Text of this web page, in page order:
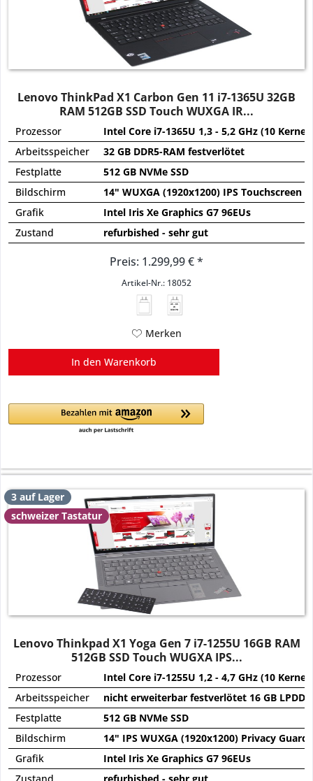
Lenovo ThinkPad X1 Carbon Gen 11 i7-1365U 32GB
RAM 512GB SSD Touch WUXGA IR...
Prozessor
Intel Core i7-1365U 1,3 - 5,2 GHz (10 Kerne)
Arbeitsspeicher
32 GB DDR5-RAM festverlötet
Festplatte
512 GB NVMe SSD
Bildschirm
14" WUXGA (1920x1200) IPS Touchscreen
Grafik
Intel Iris Xe Graphics G7 96EUs
Zustand
refurbished - sehr gut
Preis: 1.299,99 € *
Artikel-Nr.: 18052
45 - 65
W
USB PD
Merken
In den Warenkorb
3 auf Lager
schweizer Tastatur
Lenovo Thinkpad X1 Yoga Gen 7 i7-1255U 16GB RAM
512GB SSD Touch WUGXA IPS...
Prozessor
Intel Core i7-1255U 1,2 - 4,7 GHz (10 Kerne)
Arbeitsspeicher
nicht erweiterbar festverlötet 16 GB
Festplatte
512 GB NVMe SSD
Bildschirm
14" IPS WUXGA (1920x1200) Privacy
Grafik
Intel Iris Xe Graphics G7 96EUs